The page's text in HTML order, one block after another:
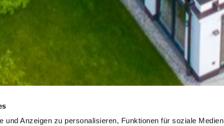
und Anzeigen zu personalisieren, Funktionen für soziale Medien